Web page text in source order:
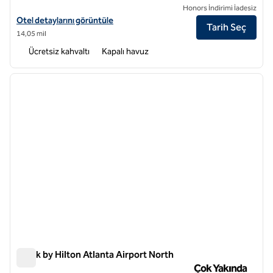
Homewood Suites by Hilton Atlanta Airport North için otel bilgilerini
Otel detaylarını görüntüle
14,05 mil
Honors İndirimi İadesiz
Tarih Seç
Ücretsiz kahvaltı Kapalı havuz
1 / 6
Spark by Hilton Atlanta Airport North
Çok Yakında